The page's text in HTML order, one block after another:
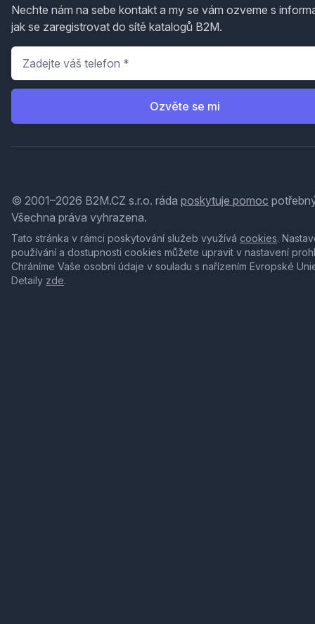
Nechte nám na sebe kontakt a my se vám ozveme s
jak se zaregistrovat do sítě katalogů B2M.
Telefon
Ozvěte se mi
© 2001–2026 B2M.CZ s.r.o. ráda poskytuje pomoc
Všechna práva vyhrazena.
Tato stránka v rámci poskytování služeb využívá cookies.
používání a dostupnosti cookies můžete upravit v nastavení
Chráníme Vaše osobní údaje v souladu s nařízením Evropské
Detaily zde.